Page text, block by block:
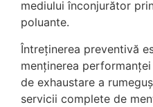
mediului înconjurător
poluante.
Întreținerea preventivă
menținerea
de exhaustare a
servicii complete de